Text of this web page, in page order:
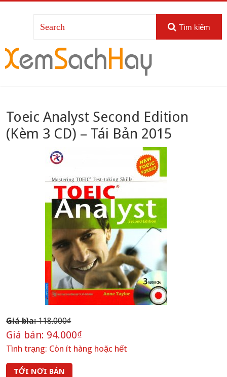
Tìm kiếm
Toeic Analyst Second Edition
(Kèm 3 CD) – Tái Bản 2015
Giá bìa:118.000₫
Giá bán: 94.000₫
Tình trạng: Còn ít hàng hoặc hết
TỚI NƠI BÁN